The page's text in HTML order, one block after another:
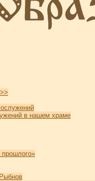
в нашем храме
прошлого»